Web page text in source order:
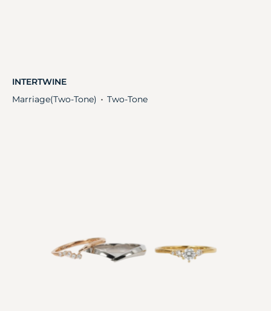
INTERTWINE
Marriage(Two-Tone) ・ Two-Tone